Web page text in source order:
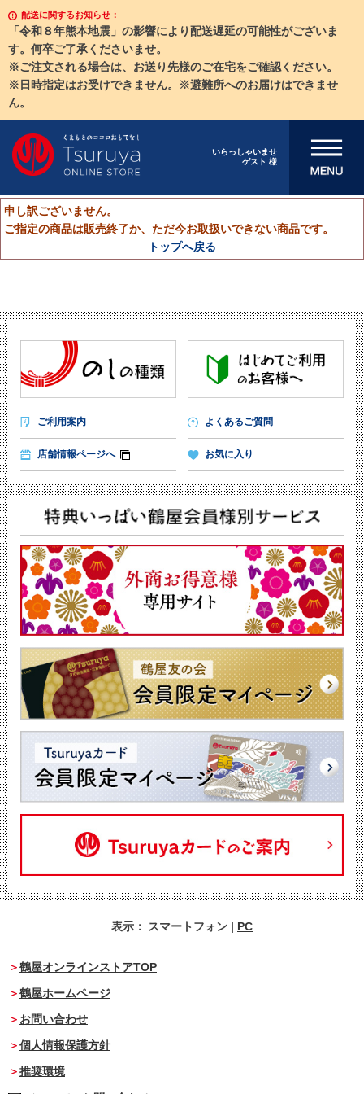
配送に関するお知らせ：
「令和８年熊本地震」の影響により配送遅延の可能性がございま
す。何卒ご了承くださいませ。
※ご注文される場合は、お送り先様のご在宅をご確認ください。
※日時指定はお受けできません。※避難所へのお届けはできませ
ん。
いらっしゃいませ
ゲスト 様
メニューを開
申し訳ございません。
ご指定の商品は販売終了か、ただ今お取扱いできない商品です。
トップへ戻る
ご利用案内 よくあるご質問
店舗情報ページへ お気に入り
表示： スマートフォン | PC
鶴屋オンラインストアTOP
鶴屋ホームページ
お問い合わせ
個人情報保護方針
推奨環境